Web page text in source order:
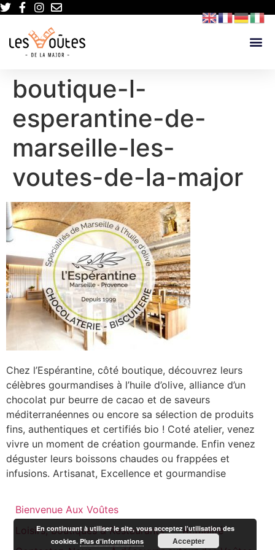
boutique-l-
esperantine-de-
marseille-les-
voutes-de-la-major
Chez l’Espérantine, côté boutique, découvrez leurs
célèbres gourmandises à l’huile d’olive, alliance d’un
chocolat pur beurre de cacao et de saveurs
méditerranéennes ou encore sa sélection de produits
fins, authentiques et certifiés bio ! Coté atelier, venez
vivre un moment de création gourmande. Enfin venez
déguster leurs boissons chaudes ou frappées et
infusions. Artisanat, Excellence et gourmandise
Bienvenue Aux Voûtes
Loisirs, boutiques & Restaurants
Actualité
En continuant à utiliser le site, vous acceptez l’utilisation des
cookies.Plus d’informations Accepter